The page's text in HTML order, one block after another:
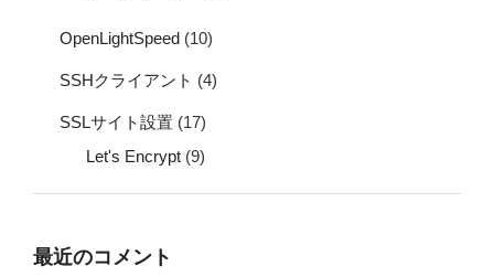
OpenLightSpeed (10)
SSHクライアント (4)
SSLサイト設置 (17)
Let's Encrypt (9)
最近のコメント